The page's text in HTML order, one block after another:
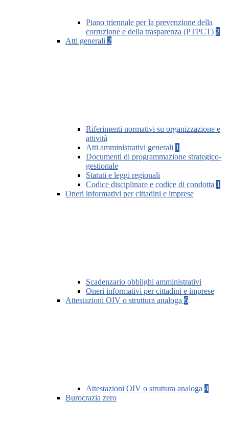
Piano triennale per la prevenzione della
corruzione e della trasparenza (PTPCT) 2
Atti generali 2
Riferimenti normativi su organizzazione e
attività
Atti amministrativi generali 1
Documenti di programmazione strategico-
gestionale
Statuti e leggi regionali
Codice disciplinare e codice di condotta 1
Oneri informativi per cittadini e imprese
Scadenzario obblighi amministrativi
Oneri informativi per cittadini e imprese
Attestazioni OIV o struttura analoga 6
Attestazioni OIV o struttura analoga 4
Burocrazia zero